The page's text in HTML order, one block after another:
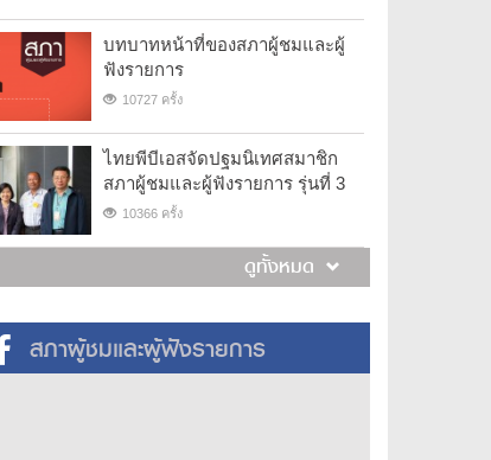
บทบาทหน้าที่ของสภาผู้ชมและผู้
ฟังรายการ
10727 ครั้ง
ไทยพีบีเอสจัดปฐมนิเทศสมาชิก
สภาผู้ชมและผู้ฟังรายการ รุ่นที่ 3
10366 ครั้ง
ดูทั้งหมด
สภาผู้ชมและผู้ฟังรายการ